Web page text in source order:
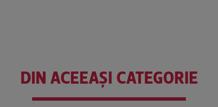
DIN ACEEAȘI CATEGORIE